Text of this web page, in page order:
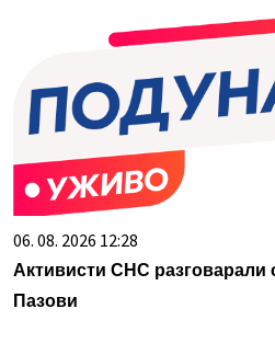
06. 08. 2026 12:28
Активисти СНС разговарали
Пазови